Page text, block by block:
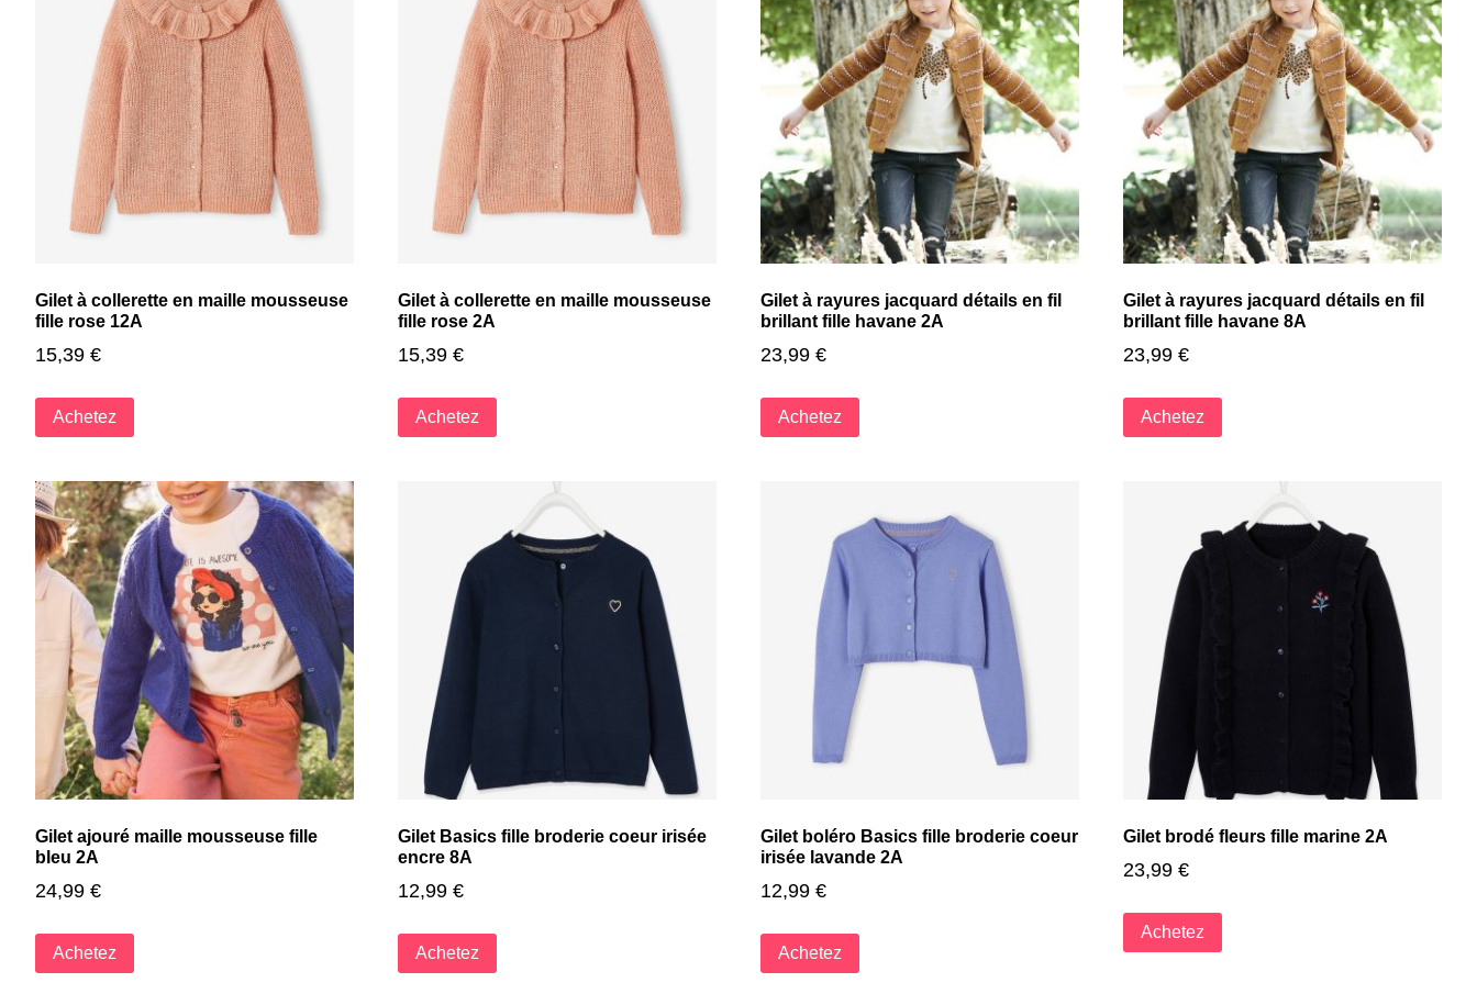
Gilet à collerette en maille mousseuse
fille rose 12A
15,39 €
Achetez
Gilet à collerette en maille mousseuse
fille rose 2A
15,39 €
Achetez
Gilet à rayures jacquard détails en fil
brillant fille havane 2A
23,99 €
Achetez
Gilet à rayures jacquard détails en fil
brillant fille havane 8A
23,99 €
Achetez
Gilet ajouré maille mousseuse fille
bleu 2A
24,99 €
Achetez
Gilet Basics fille broderie coeur irisée
encre 8A
12,99 €
Achetez
Gilet boléro Basics fille broderie coeur
irisée lavande 2A
12,99 €
Achetez
Gilet brodé fleurs fille marine 2A
23,99 €
Achetez